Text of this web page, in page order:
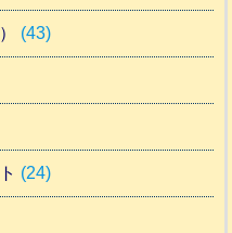
(43)
(24)